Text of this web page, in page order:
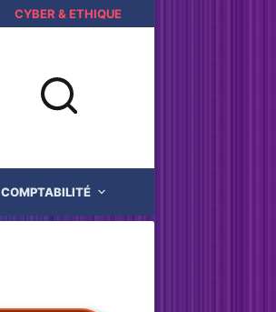
CYBER & ETHIQUE NUMERIQUE
COMPTABILITÉ